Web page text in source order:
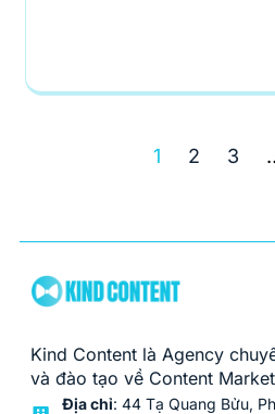
1 2 3
Kind Content là Agency
và đào tạo về Content
Địa chỉ: 44 Tạ Quang Bửu,